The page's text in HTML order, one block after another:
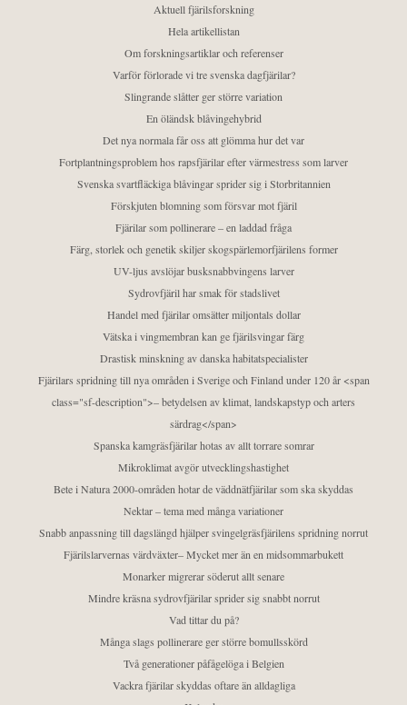
Aktuell fjärilsforskning
Hela artikellistan
Om forskningsartiklar och referenser
Varför förlorade vi tre svenska dagfjärilar?
Slingrande slåtter ger större variation
En öländsk blåvingehybrid
Det nya normala får oss att glömma hur det var
Fortplantningsproblem hos rapsfjärilar efter värmestress som larver
Svenska svartfläckiga blåvingar sprider sig i Storbritannien
Förskjuten blomning som försvar mot fjäril
Fjärilar som pollinerare – en laddad fråga
Färg, storlek och genetik skiljer skogspärlemorfjärilens former
UV-ljus avslöjar busksnabbvingens larver
Sydrovfjäril har smak för stadslivet
Handel med fjärilar omsätter miljontals dollar
Vätska i vingmembran kan ge fjärilsvingar färg
Drastisk minskning av danska habitatspecialister
Fjärilars spridning till nya områden i Sverige och Finland under 120 år <span
class="sf-description">– betydelsen av klimat, landskapstyp och arters
särdrag</span>
Spanska kamgräsfjärilar hotas av allt torrare somrar
Mikroklimat avgör utvecklingshastighet
Bete i Natura 2000-områden hotar de väddnätfjärilar som ska skyddas
Nektar – tema med många variationer
Snabb anpassning till dagslängd hjälper svingelgräsfjärilens spridning norrut
Fjärilslarvernas värdväxter– Mycket mer än en midsommarbukett
Monarker migrerar söderut allt senare
Mindre kräsna sydrovfjärilar sprider sig snabbt norrut
Vad tittar du på?
Många slags pollinerare ger större bomullsskörd
Två generationer påfågelöga i Belgien
Vackra fjärilar skyddas oftare än alldagliga